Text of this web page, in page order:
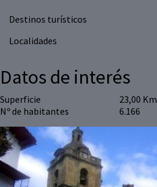
Destinos turísticos
Localidades
Datos de interés
Superficie
23,00 Km
Nº de habitantes
6.166